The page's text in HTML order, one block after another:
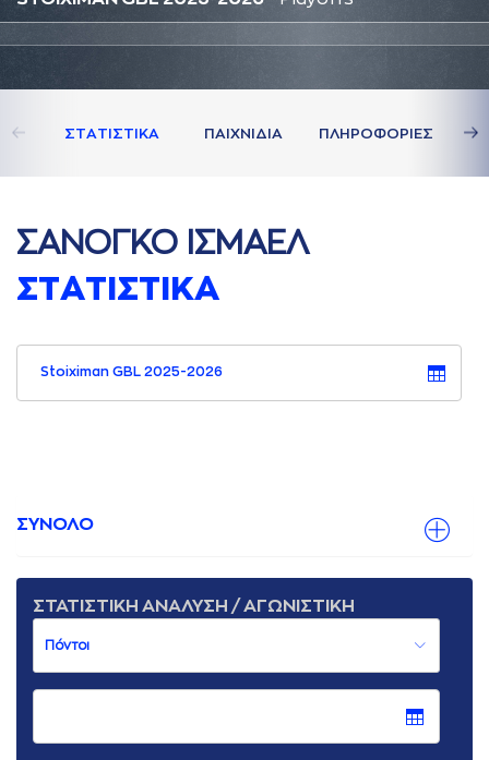
ΣΤAΤΙΣΤΙΚA ΠAΙΧΝΙΔΙA ΠΛΗΡΟΦΟΡΙΕΣ
ΣAΝΟΓΚΟ ΙΣΜAΕΛ
ΣΤAΤΙΣΤΙΚA
Stoiximan GBL 2025-2026
ΣΥΝΟΛΟ
ΣΤΑΤΙΣΤΙΚΗ ΑΝΑΛΥΣΗ / ΑΓΩΝΙΣΤΙΚΗ